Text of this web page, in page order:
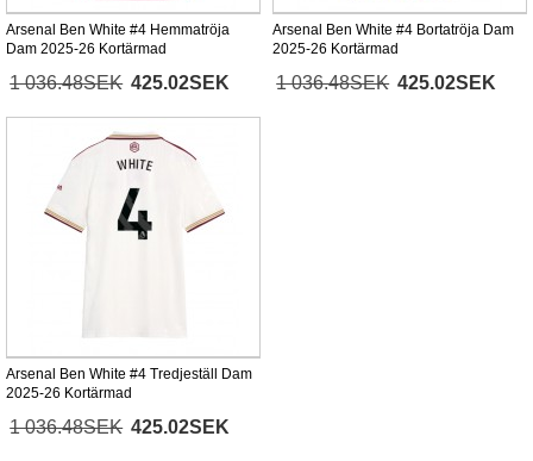
Arsenal Ben White #4 Hemmatröja
Dam 2025-26 Kortärmad
1 036.48SEK 425.02SEK
Arsenal Ben White #4 Bortatröja Dam
2025-26 Kortärmad
1 036.48SEK 425.02SEK
Arsenal Ben White #4 Tredjeställ Dam
2025-26 Kortärmad
1 036.48SEK 425.02SEK